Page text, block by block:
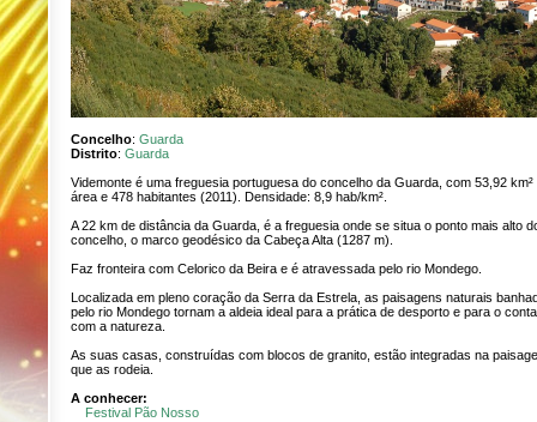
Concelho: Guarda
Distrito: Guarda
Videmonte é uma freguesia portuguesa do concelho da Guarda, com 53,92 km²
área e 478 habitantes (2011). Densidade: 8,9 hab/km².
A 22 km de distância da Guarda, é a freguesia onde se situa o ponto mais alto
concelho, o marco geodésico da Cabeça Alta (1287 m).
Faz fronteira com Celorico da Beira e é atravessada pelo rio Mondego.
Localizada em pleno coração da Serra da Estrela, as paisagens naturais
pelo rio Mondego tornam a aldeia ideal para a prática de desporto e para o
com a natureza.
As suas casas, construídas com blocos de granito, estão integradas na
que as rodeia.
A conhecer:
Festival Pão Nosso